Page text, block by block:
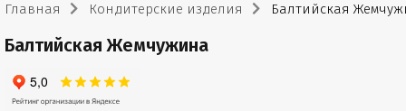
Главная Кондитерские изделия Балтийская
Балтийская Жемчужина